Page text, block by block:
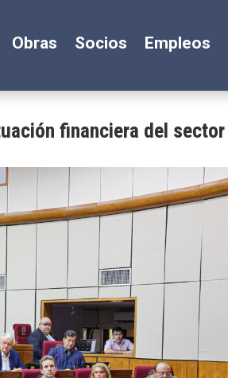
Obras Socios Empleos
financiera del sector